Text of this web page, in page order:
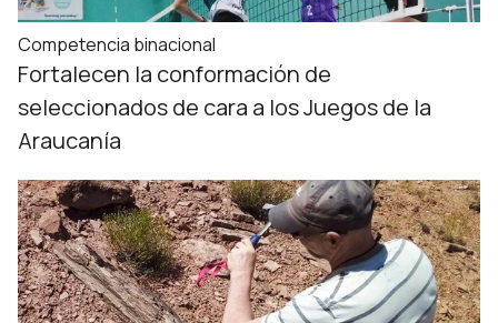
Competencia binacional
Fortalecen la conformación de
seleccionados de cara a los Juegos de la
Araucanía